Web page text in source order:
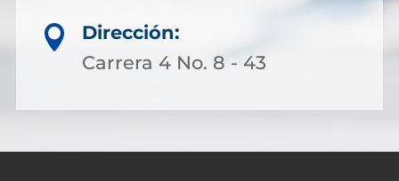

Dirección:
Carrera 4 No. 8 - 43